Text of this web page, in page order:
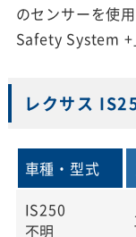
のセンサーを使
Safety System +
レクサス
車種・型式
IS250
不明